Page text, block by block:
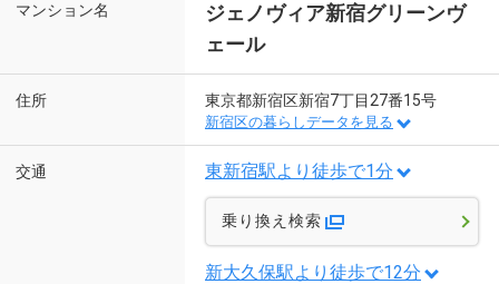
マンション名
ジェノヴィア新宿グリーンヴ
ェール
住所 東京都新宿区新宿7丁目27番15号
新宿区の暮らしデータを見る
交通 東新宿駅より徒歩で1分
乗り換え検索
新大久保駅より徒歩で12分